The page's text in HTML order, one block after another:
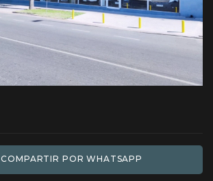
COMPARTIR POR WHATSAPP